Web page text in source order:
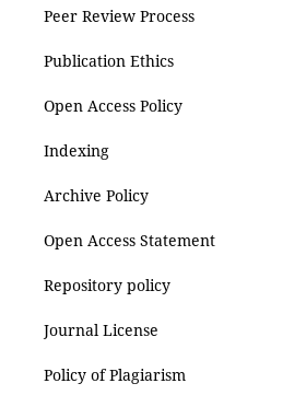
Peer Review Process
Publication Ethics
Open Access Policy
Indexing
Archive Policy
Open Access Statement
Repository policy
Journal License
Policy of Plagiarism